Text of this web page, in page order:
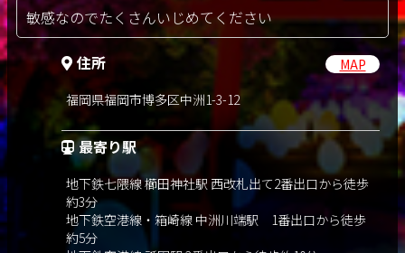
敏感なのでたくさんいじめてください
住所
福岡県福岡市博多区中洲1-3-12
MAP
最寄り駅
地下鉄七隈線 櫛田神社駅 西改札出て2番出口から徒歩
約3分
地下鉄空港線・箱崎線 中洲川端駅 1番出口から徒歩
約5分